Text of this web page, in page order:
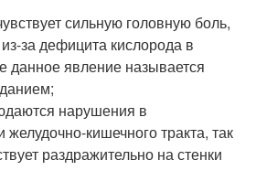
сильную головную боль,
за дефицита кислорода в
данное явление называется
нарушения в
кишечного тракта, так
раздражительно на стенки